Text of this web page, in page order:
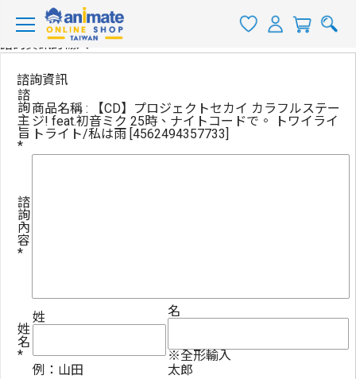
諮詢資訊的輸入
諮詢資訊
諮
詢
主
旨
*
商品名稱 : 【CD】プロジェクトセカイ カラフルステー
ジ! feat.初音ミク 25時、ナイトコードで。 トワイライ
トライト/私は雨 [4562494357733]
諮
詢
內
容
*
姓
名
*
姓 名
※全形輸入
例：山田
太郎